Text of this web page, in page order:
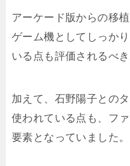
アーケード版からの移
ゲーム機としてしっか
いる点も評価されるべき
加えて、石野陽子との
使われている点も、フ
要素となっていました。